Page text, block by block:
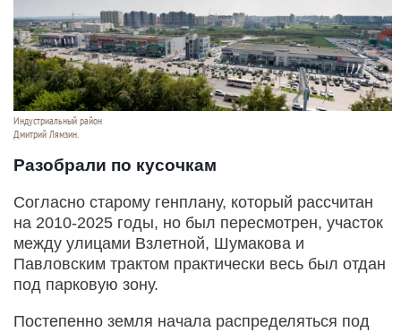
Индустриальный район
Дмитрий Лямзин.
Разобрали по кусочкам
Согласно старому генплану, который рассчитан
на 2010-2025 годы, но был пересмотрен, участок
между улицами Взлетной, Шумакова и
Павловским трактом практически весь был отдан
под парковую зону.
Постепенно земля начала распределяться под